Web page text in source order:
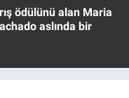
ödülünü alan Maria
aslında bir